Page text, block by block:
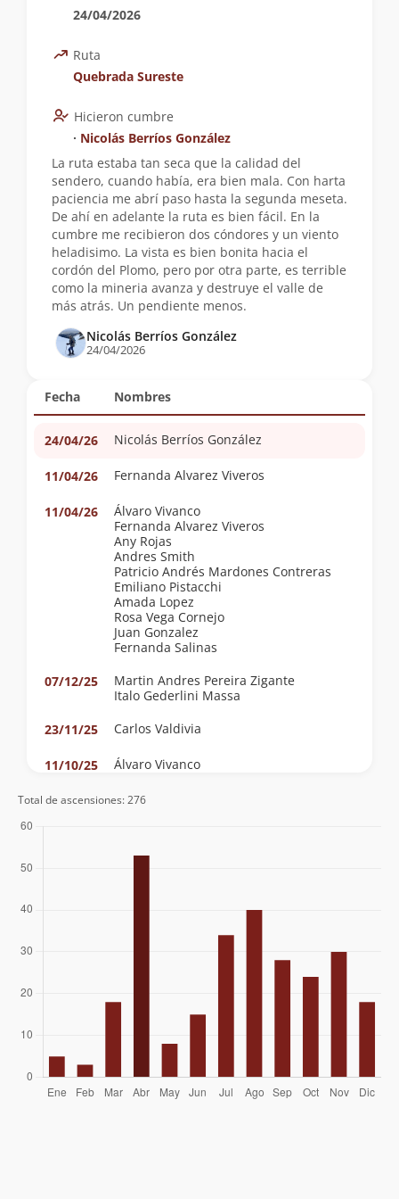
Fecha Nombres
24/04/26 Nicolás Berríos González
11/04/26 Fernanda Alvarez Viveros
11/04/26
Álvaro Vivanco
Fernanda Alvarez Viveros
Any Rojas
Andres Smith
Patricio Andrés Mardones Contreras
Emiliano Pistacchi
Amada Lopez
Rosa Vega Cornejo
Juan Gonzalez
Fernanda Salinas
07/12/25
Martin Andres Pereira Zigante
Italo Gederlini Massa
23/11/25
Carlos Valdivia
11/10/25
Álvaro Vivanco
Fran Loosli
07/09/24 Rodrigo Pastene
24/04/2026
Ruta
Quebrada Sureste
Hicieron cumbre
∙ Nicolás Berríos González
La ruta estaba tan seca que la calidad del
sendero, cuando había, era bien mala. Con harta
paciencia me abrí paso hasta la segunda meseta.
De ahí en adelante la ruta es bien fácil. En la
cumbre me recibieron dos cóndores y un viento
heladisimo. La vista es bien bonita hacia el
cordón del Plomo, pero por otra parte, es terrible
como la mineria avanza y destruye el valle de
más atrás. Un pendiente menos.
Nicolás Berríos González
24/04/2026
Total de ascensiones: 276